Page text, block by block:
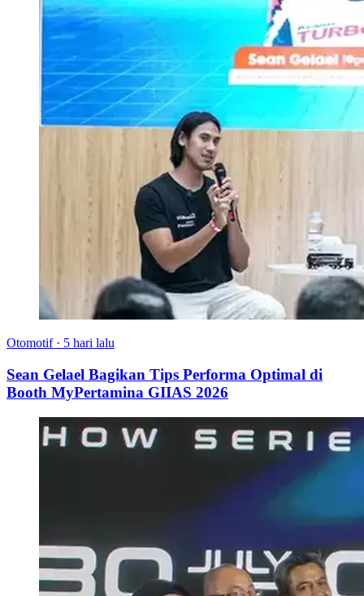
Otomotif · 5 hari lalu
Sean Gelael Bagikan Tips Performa Optimal di
Booth MyPertamina GIIAS 2026